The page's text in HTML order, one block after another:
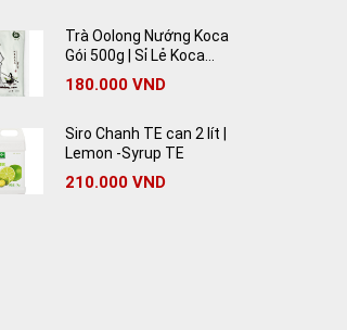
Trà Oolong Nướng Koca
Gói 500g | Sỉ Lẻ Koca
Oolong Tea Giá Rẻ
180.000 VND
Siro Chanh TE can 2 lít |
Lemon -Syrup TE
210.000 VND